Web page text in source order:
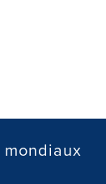
mondiaux